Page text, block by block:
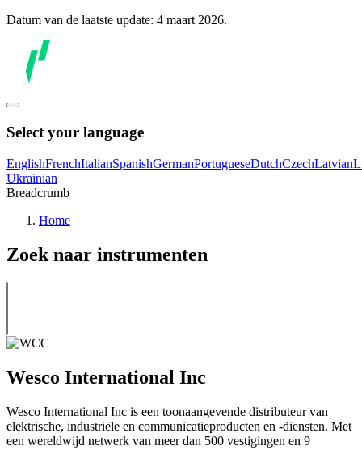
Datum van de laatste update: 4 maart 2026.
Select your language
EnglishFrenchItalianSpanishGermanPortugueseDutchCzechLatvian
Ukrainian
Breadcrumb
Home
Zoek naar instrumenten
Wesco International Inc
Wesco International Inc is een toonaangevende distributeur van
elektrische, industriële en communicatieproducten en -diensten. Met
een wereldwijd netwerk van meer dan 500 vestigingen en 9